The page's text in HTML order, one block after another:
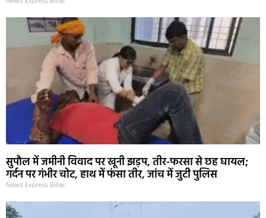
सुपौल में जमीनी विवाद पर खूनी झड़प, तीर-फरसा से छह घायल;
गर्दन पर गंभीर चोट, हाथ में फंसा तीर, जांच में जुटी पुलिस
News Express Bihar